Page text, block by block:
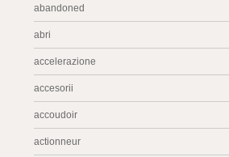
abandoned
abri
accelerazione
accesorii
accoudoir
actionneur